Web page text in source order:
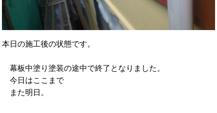
本日の施工後の状態です。
幕板中塗り塗装の途中で終了となりました。
今日はここまで
また明日。